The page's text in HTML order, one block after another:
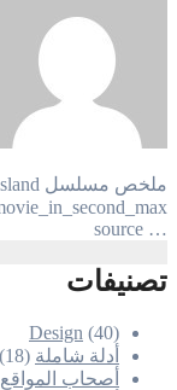
ملخص مسلسل island كامل قناه فيلم في ثواني الجديده
… source
تصنيفات
Design (40)
أدلة شاملة (18)
أصحاب المواقع